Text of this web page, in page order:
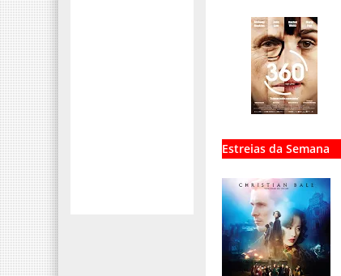
Estreias da Semana